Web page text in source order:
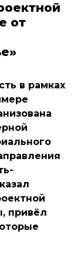
от
в рамках
привёл